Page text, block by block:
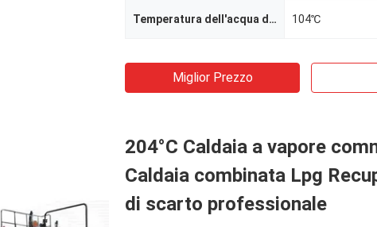
Temperatura dell'acqua di alimentazione 104℃
Miglior Prezzo
204°C Caldaia a vapore
Caldaia combinata Lpg
di scarto professionale